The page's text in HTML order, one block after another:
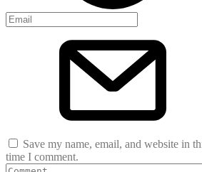
Save my name, email, and website in
time I comment.